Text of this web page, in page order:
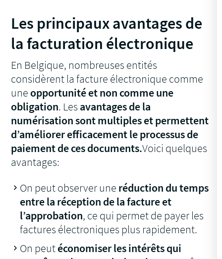
Les principaux avantages de
la facturation électronique
En Belgique, nombreuses entités
considèrent la facture électronique comme
une opportunité et non comme une
obligation. Les avantages de la
numérisation sont multiples et permettent
d’améliorer efficacement le processus de
paiement de ces documents.Voici quelques
avantages:
On peut observer une réduction du temps
entre la réception de la facture et
l’approbation, ce qui permet de payer les
factures électroniques plus rapidement.
On peutéconomiser les intérêts qui